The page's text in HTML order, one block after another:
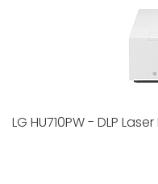
LG HU710PW - DLP